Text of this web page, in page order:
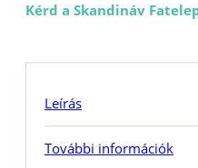
Kérd a Skandináv
Leírás
További információk